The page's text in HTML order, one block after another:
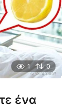
1 0
ένα